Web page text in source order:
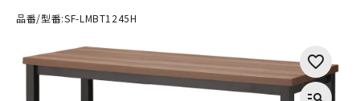
品番/型番:SF-LMBT1245H